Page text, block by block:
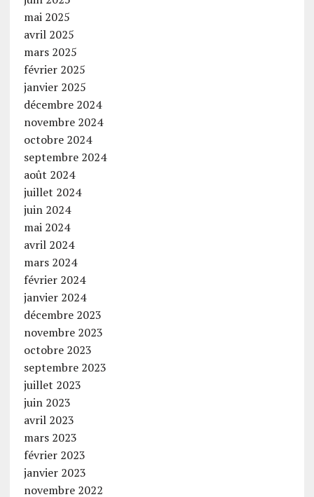
mai 2025
avril 2025
mars 2025
février 2025
janvier 2025
décembre 2024
novembre 2024
octobre 2024
septembre 2024
août 2024
juillet 2024
juin 2024
mai 2024
avril 2024
mars 2024
février 2024
janvier 2024
décembre 2023
novembre 2023
octobre 2023
septembre 2023
juillet 2023
juin 2023
avril 2023
mars 2023
février 2023
janvier 2023
novembre 2022